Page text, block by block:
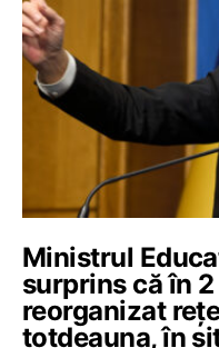
Ministrul
surprins că în
reorganizat
totdeauna, în